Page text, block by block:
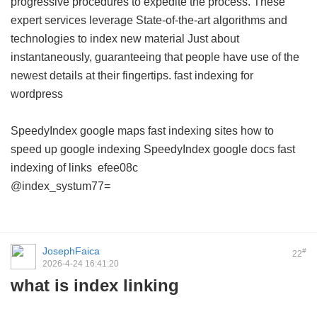
expert services leverage State-of-the-art algorithms and
technologies to index new material Just about
instantaneously, guaranteeing that people have use of the
newest details at their fingertips. fast indexing for
wordpress
SpeedyIndex google maps fast indexing sites how to
speed up google indexing SpeedyIndex google docs fast
indexing of links efee08c
@index_systum77=
22#
JosephFaica
2026-4-24 16:41:20
what is index linking